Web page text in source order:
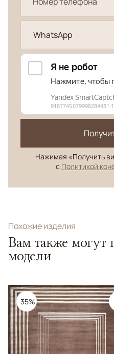
WhatsApp
Нажимая «Получить
с Политикой
Похожие изделия
Вам также могут
модели
-35%